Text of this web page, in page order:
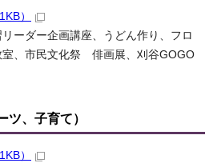
）
ーダー企画講座、うどん作り、フロ
室、市民文化祭 俳画展、刈谷GOGO
ツ、子育て）
）